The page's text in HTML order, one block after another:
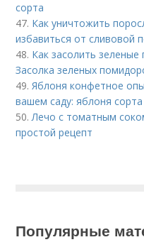
сорта
47. Как уничтожить
избавиться от сливовой
48. Как засолить
Засолка зеленых
49.Яблоня конфетное
вашем саду: яблоня
50.Лечо с томатным
простой рецепт
Популярные